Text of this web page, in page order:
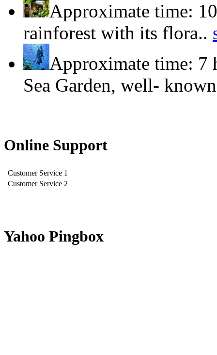
Approximate time:
rainforest with its flora..
Approximate time: 7
Sea Garden, well-
Online Support
Customer Service 1
Customer Service 2
Yahoo Pingbox